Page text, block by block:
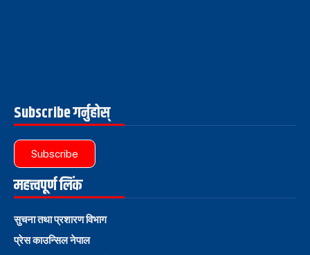
Subscribe गर्नुहोस्
Subscribe
महत्त्वपूर्ण लिंक
सुचना तथा प्रशारण विभाग
प्रेस काउन्सिल नेपाल